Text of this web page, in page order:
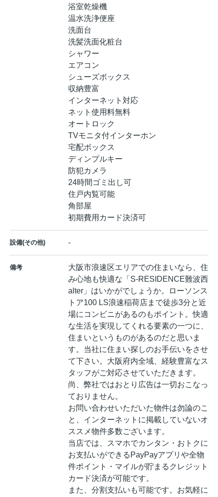
浴室乾燥機
温水洗浄便座
洗面台
洗髪洗面化粧台
シャワー
エアコン
シューズボックス
収納豊富
インターネット対応
ネット使用料無料
オートロック
TVモニタ付インターホン
宅配ボックス
ディンプルキー
防犯カメラ
24時間ゴミ出し可
住戸内覧可能
角部屋
初期費用カード決済可
設備(その他) -
備考
大阪市浪速区エリアでの住まいなら、住
み心地も快適な「S-RESIDENCE難波西
alter」はいかがでしょうか。ローソンス
トア100 LS浪速稲荷店まで徒歩3分と近
場にコンビニがあるのもポイント。快適
な生活を実現してくれる要素の一つに、
住まいというものがあるのだと思いま
す。当社に住まい探しのお手伝いをさせ
て下さい。大阪府内全域、経験豊富なス
タッフがご対応させていただきます。
尚、弊社ではおとり広告は一切おこなっ
ておりません。
お問い合わせいただいた物件は勿論のこ
と、インターネットに掲載していないオ
ススメ物件多数ございます。
当店では、スマホでカンタン・おトクに
お支払いができるPayPayアプリや全物
件ポイント・マイルが貯まるクレジット
カード決済が可能です。
また、分割支払いも可能です。お気軽に